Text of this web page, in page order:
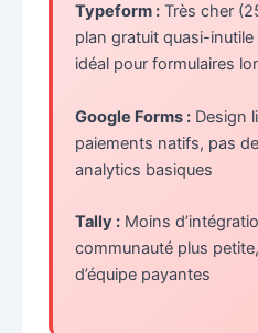
Typeform :Très cher
plan gratuit quasi-
idéal pour formulaires
Google Forms :Design
paiements natifs, pas
analytics basiques
Tally :Moins
communauté plus
d’équipe payantes